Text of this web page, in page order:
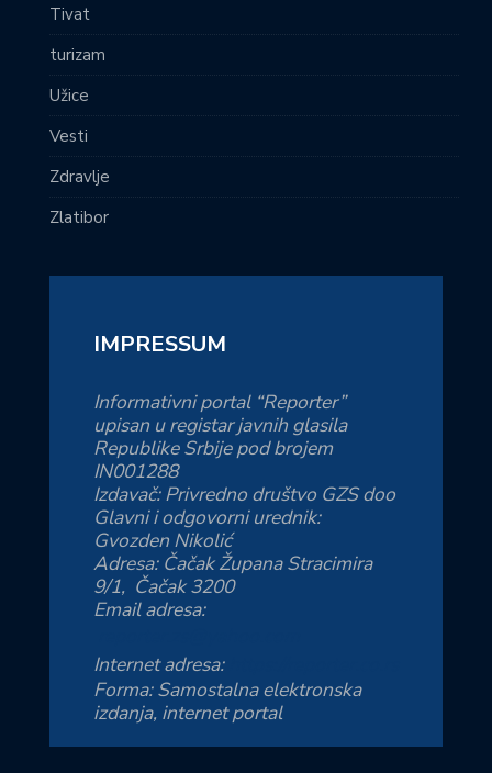
Tivat
turizam
Užice
Vesti
Zdravlje
Zlatibor
IMPRESSUM
Informativni portal “Reporter”
upisan u registar javnih glasila
Republike Srbije pod brojem
IN001288
Izdavač: Privredno društvo GZS doo
Glavni i odgovorni urednik:
Gvozden Nikolić
Adresa: Čačak Župana Stracimira
9/1, Čačak 3200
Email adresa:
Internet adresa:
Forma: Samostalna elektronska
izdanja, internet portal